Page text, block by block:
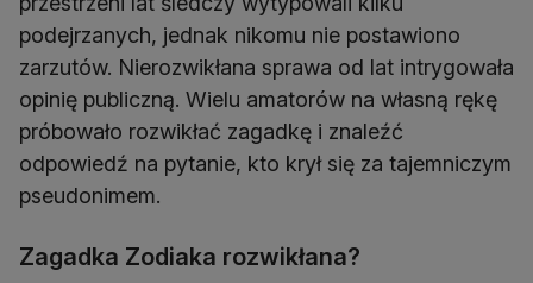
podejrzanych, jednak nikomu nie postawiono
zarzutów. Nierozwikłana sprawa od lat intrygowała
opinię publiczną. Wielu amatorów na własną rękę
próbowało rozwikłać zagadkę i znaleźć
odpowiedź na pytanie, kto krył się za tajemniczym
pseudonimem.
Zagadka Zodiaka rozwikłana?